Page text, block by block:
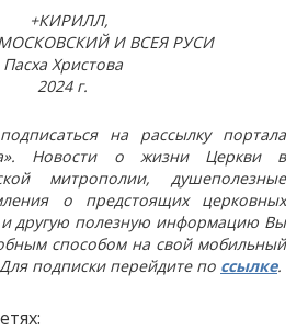
+КИРИЛЛ,
И ВСЕЯ РУСИ
Пасха Христова
2024 г.
на рассылку портала
Новости о жизни Церкви в
митрополии, душеполезные
о предстоящих церковных
другую полезную информацию Вы
способом на свой мобильный
подписки перейдите по ссылке.